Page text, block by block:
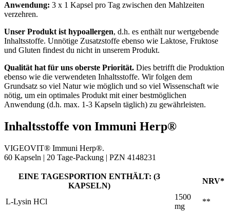
Anwendung: 3 x 1 Kapsel pro Tag zwischen den Mahlzeiten
verzehren.
Unser Produkt ist hypoallergen, d.h. es enthält nur wertgebende
Inhaltsstoffe. Unnötige Zusatzstoffe ebenso wie Laktose, Fruktose
und Gluten findest du nicht in unserem Produkt.
Qualität hat für uns oberste Priorität. Dies betrifft die Produktion
ebenso wie die verwendeten Inhaltsstoffe. Wir folgen dem
Grundsatz so viel Natur wie möglich und so viel Wissenschaft wie
nötig, um ein optimales Produkt mit einer bestmöglichen
Anwendung (d.h. max. 1-3 Kapseln täglich) zu gewährleisten.
Inhaltsstoffe von Immuni Herp®
VIGEOVIT® Immuni Herp®.
60 Kapseln | 20 Tage-Packung | PZN 4148231
EINE TAGESPORTION ENTHÄLT: (3
KAPSELN)
NRV*
L-Lysin HCl
1500
mg
**